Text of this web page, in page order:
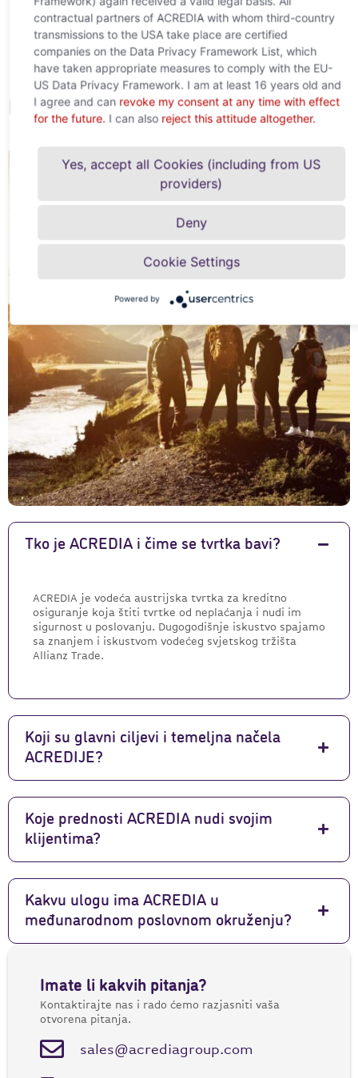
ugovora o osiguranju
SEPA mandat
Preuzeti
Pitanja
Tko je ACREDIA i čime se tvrtka bavi?
ACREDIA je vodeća austrijska tvrtka za kreditno
osiguranje koja štiti tvrtke od neplaćanja i nudi im
sigurnost u poslovanju. Dugogodišnje iskustvo spajamo
sa znanjem i iskustvom vodećeg svjetskog tržišta
Allianz Trade.
Koji su glavni ciljevi i temeljna načela
ACREDIJE?
Koje prednosti ACREDIA nudi svojim
klijentima?
Kakvu ulogu ima ACREDIA u
međunarodnom poslovnom okruženju?
Imate li kakvih pitanja?
Kontaktirajte nas i rado ćemo razjasniti vaša
otvorena pitanja.
sales@acrediagroup.com
contractual partners of ACREDIA with whom third-country
transmissions to the USA take place are certified
companies on the Data Privacy Framework List, which
have taken appropriate measures to comply with the EU-
US Data Privacy Framework. I am at least 16 years old and
I agree and can revoke my consent at any time with effect
for the future.I can also reject this attitude altogether.
Yes, accept all Cookies (including from US
providers)
Deny
Cookie Settings
Powered by